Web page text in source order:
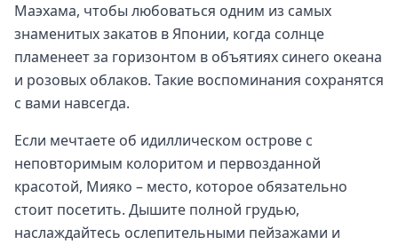
Маэхама, чтобы любоваться одним из самых
знаменитых закатов в Японии, когда солнце
пламенеет за горизонтом в объятиях синего океана
и розовых облаков. Такие воспоминания сохранятся
с вами навсегда.
Если мечтаете об идиллическом острове с
неповторимым колоритом и первозданной
красотой, Мияко – место, которое обязательно
стоит посетить. Дышите полной грудью,
наслаждайтесь ослепительными пейзажами и